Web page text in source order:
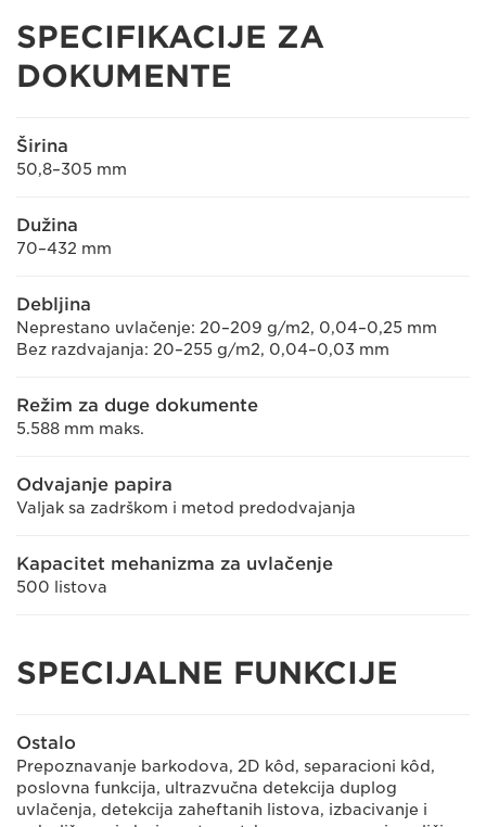
SPECIFIKACIJE ZA
DOKUMENTE
Širina
50,8–305 mm
Dužina
70–432 mm
Debljina
Neprestano uvlačenje: 20–209 g/m2, 0,04–0,25 mm
Bez razdvajanja: 20–255 g/m2, 0,04–0,03 mm
Režim za duge dokumente
5.588 mm maks.
Odvajanje papira
Valjak sa zadrškom i metod predodvajanja
Kapacitet mehanizma za uvlačenje
500 listova
SPECIJALNE FUNKCIJE
Ostalo
Prepoznavanje barkodova, 2D kôd, separacioni kôd,
poslovna funkcija, ultrazvučna detekcija duplog
uvlačenja, detekcija zaheftanih listova, izbacivanje i